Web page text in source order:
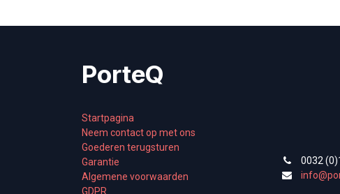
PorteQ
Startpagina
Neem contact op met ons
Goederen terugsturen
Garantie
Algemene voorwaarden
GDPR
0032